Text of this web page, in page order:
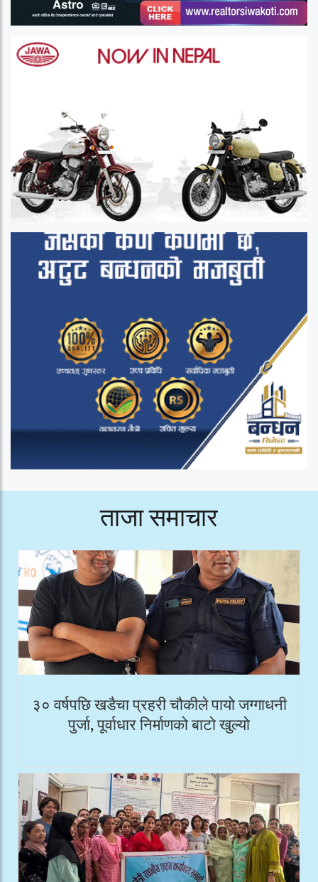
ताजा समाचार
३० वर्षपछि खडैचा प्रहरी चौकीले पायो जग्गाधनी
पुर्जा, पूर्वाधार निर्माणको बाटो खुल्यो